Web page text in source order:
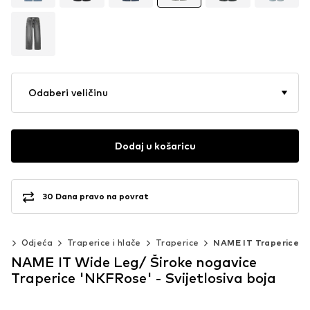
Odaberi veličinu
Dodaj u košaricu
30 Dana pravo na povrat
Odjeća Traperice i hlače Traperice NAME IT Traperice
NAME IT Wide Leg/ Široke nogavice
Traperice 'NKFRose' - Svijetlosiva boja